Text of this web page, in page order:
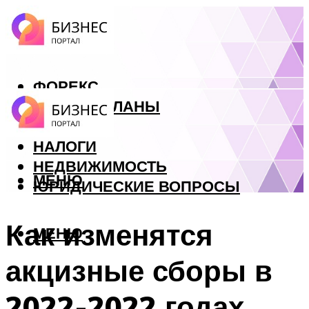
ФОРЕКС
БИЗНЕС ПЛАНЫ
КРЕДИТЫ
НАЛОГИ
НЕДВИЖИМОСТЬ
ЮРИДИЧЕСКИЕ ВОПРОСЫ
МЕНЮ
МЕНЮ
Как изменятся
акцизные сборы в